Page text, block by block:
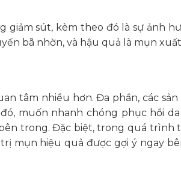
giảm sút, kèm theo đó là sự ảnh
bã nhờn, và hậu quả là mụn
tâm nhiều hơn. Đa phần, các sản
muốn nhanh chóng phục hồi da
trong. Đặc biệt, trong quá trình
mụn hiệu quả được gợi ý ngay